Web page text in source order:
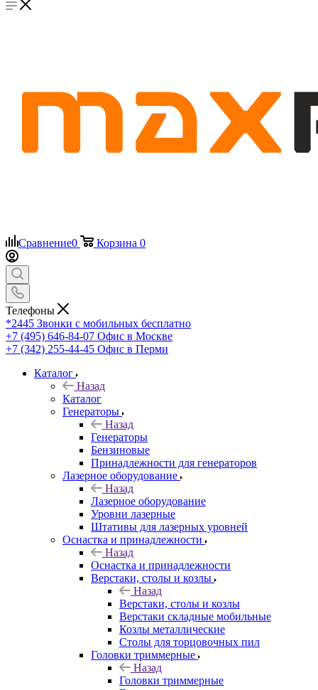
Сравнение0 Корзина 0
Телефоны
*2445 Звонки с мобильных бесплатно
+7 (495) 646-84-07 Офис в Москве
+7 (342) 255-44-45 Офис в Перми
Каталог
Назад
Каталог
Генераторы
Назад
Генераторы
Бензиновые
Принадлежности для генераторов
Лазерное оборудование
Назад
Лазерное оборудование
Уровни лазерные
Штативы для лазерных уровней
Оснастка и принадлежности
Назад
Оснастка и принадлежности
Верстаки, столы и козлы
Назад
Верстаки, столы и козлы
Верстаки складные мобильные
Козлы металлические
Столы для торцовочных пил
Головки триммерные
Назад
Головки триммерные